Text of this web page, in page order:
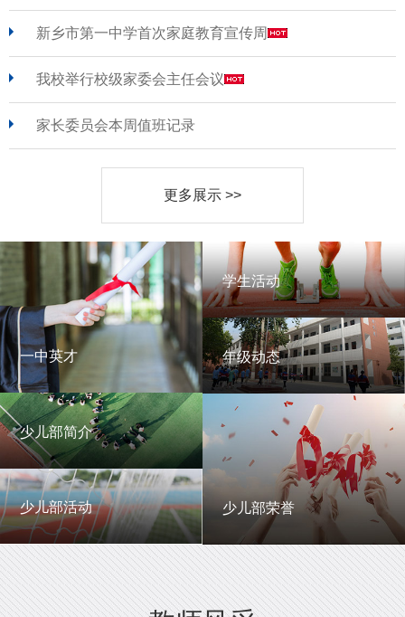
新乡市第一中学首次家庭教育宣传周
我校举行校级家委会主任会议
家长委员会本周值班记录
更多展示 >>
一中英才
一中英才
少儿部简介
少儿部简介
少儿部活动
少儿部活动
学生活动
学生活动
年级动态
年级动态
少儿部荣誉
少儿部荣誉